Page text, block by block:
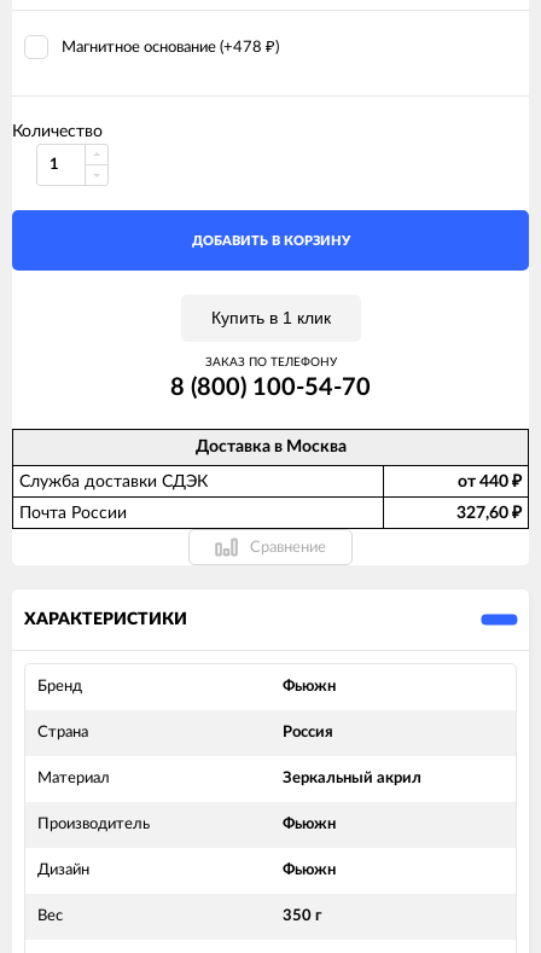
Магнитное основание (+478 ₽)
Количество
ДОБАВИТЬ В КОРЗИНУ
Купить в 1 клик
ЗАКАЗ ПО ТЕЛЕФОНУ
8 (800) 100-54-70
Доставка в Москва
Служба доставки СДЭК от 440 ₽
Почта России 327,60 ₽
Сравнение
ХАРАКТЕРИСТИКИ
Бренд Фьюжн
Страна Россия
Материал Зеркальный акрил
Производитель Фьюжн
Дизайн Фьюжн
Вес 350 г